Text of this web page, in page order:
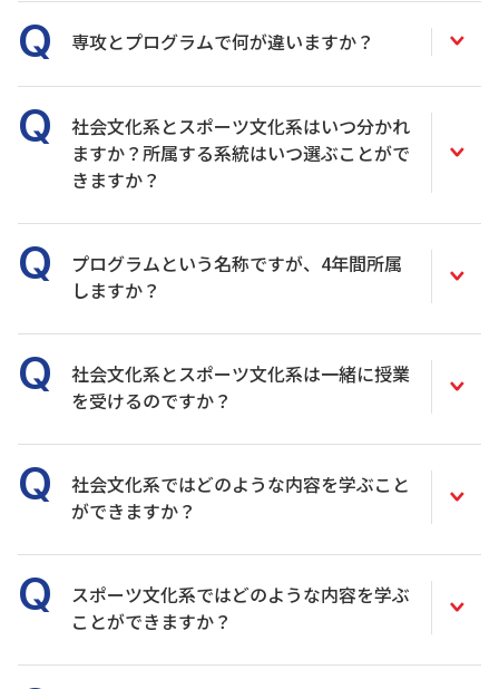
専攻とプログラムで何が違いますか？
社会文化系とスポーツ文化系はいつ分かれ
ますか？所属する系統はいつ選ぶことがで
きますか？
プログラムという名称ですが、4年間所属
しますか？
社会文化系とスポーツ文化系は一緒に授業
を受けるのですか？
社会文化系ではどのような内容を学ぶこと
ができますか？
スポーツ文化系ではどのような内容を学ぶ
ことができますか？